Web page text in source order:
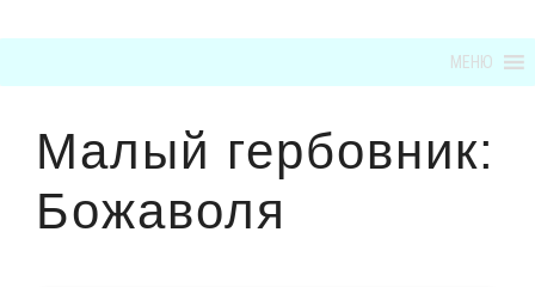
МЕНЮ
Малый гербовник:
Божаволя